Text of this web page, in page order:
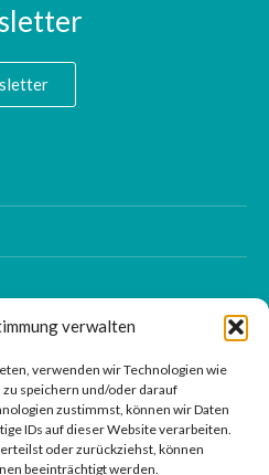
verwalten
verwenden wir Technologien wie
speichern und/oder darauf
zustimmst, können wir Daten
IDs auf dieser Website verarbeiten.
oder zurückziehst, können
beeinträchtigt werden.